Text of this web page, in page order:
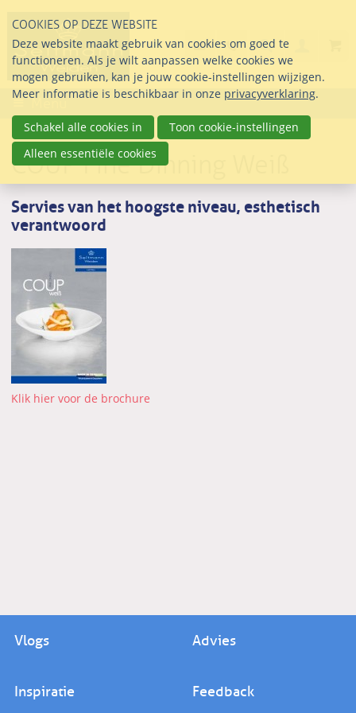
links
over
Direct
naar
inhoud
Direct
naar
het
hoofdmenu
info@seltmann-
Stel uw vraag
085 76 07 000
Search
Menu
COUP Fine Dinning Weiß
Servies van het hoogste niveau, esthetisch
verantwoord
Klik hier voor de brochure
Vlogs Advies
Inspiratie Feedback
COOKIES OP DEZE WEBSITE
Deze website maakt gebruik van cookies om goed te
functioneren. Als je wilt aanpassen welke cookies we
mogen gebruiken, kan je jouw cookie-instellingen wijzigen.
Meer informatie is beschikbaar in onze privacyverklaring.
Schakel alle cookies in
Toon cookie-instellingen
Alleen essentiële cookies